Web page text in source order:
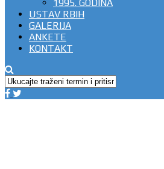
1995. GODINA
USTAV RBIH
GALERIJA
ANKETE
KONTAKT